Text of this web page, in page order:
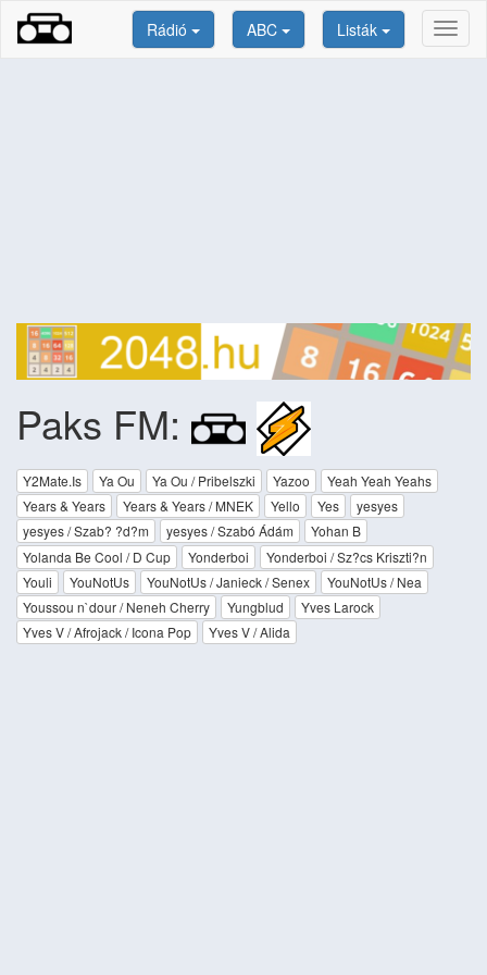
Listák
ABC
Rádió
Paks FM:
Y2Mate.Is Ya Ou Ya Ou / Pribelszki Yazoo
Yeah Yeah Yeahs
Years & Years
Years & Years / MNEK Yello Yes
yesyes
yesyes / Szab? ?d?m
yesyes / Szabó Ádám
Yohan B
Yolanda Be Cool / D Cup
Yonderboi
Yonderboi / Sz?cs Kriszti?n
Youli
YouNotUs YouNotUs / Janieck / Senex
YouNotUs / Nea
Youssou n`dour / Neneh Cherry
Yungblud
Yves Larock
Yves V / Afrojack / Icona Pop
Yves V / Alida